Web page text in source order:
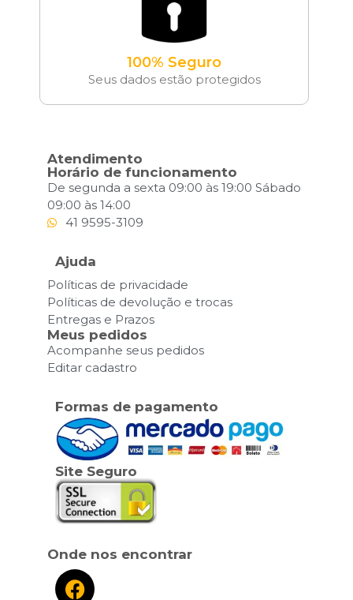
100% Seguro
Seus dados estão protegidos
Atendimento
Horário de funcionamento
De segunda a sexta 09:00 às 19:00 Sábado
09:00 às 14:00
41 9595-3109
Ajuda
Políticas de privacidade
Políticas de devolução e trocas
Entregas e Prazos
Meus pedidos
Acompanhe seus pedidos
Editar cadastro
Formas de pagamento
Site Seguro
Onde nos encontrar